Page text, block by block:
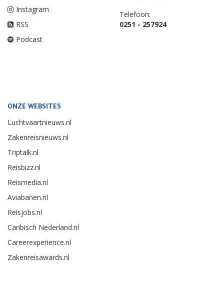
Instagram
RSS
Podcast
Telefoon:
0251 - 257924
ONZE WEBSITES
Luchtvaartnieuws.nl
Zakenreisnieuws.nl
Triptalk.nl
Reisbizz.nl
Reismedia.nl
Aviabanen.nl
Reisjobs.nl
Caribisch Nederland.nl
Careerexperience.nl
Zakenreisawards.nl